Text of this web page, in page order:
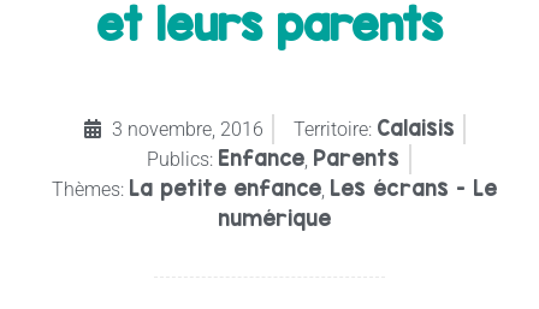
et leurs parents
3 novembre, 2016 Territoire: Calaisis
Publics: Enfance Parents
Thèmes: La petite enfance Les écrans - Le
numérique